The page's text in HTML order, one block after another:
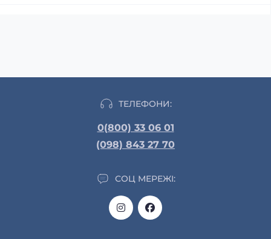
ТЕЛЕФОНИ:
0(800) 33 06 01
(098) 843 27 70
СОЦ МЕРЕЖІ: